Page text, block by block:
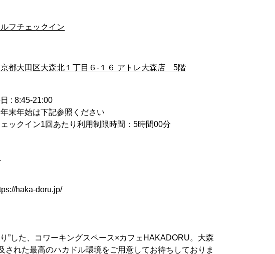
フチェックイン
都大田区大森北１丁目６-１６ アトレ大森店 5階
: 8:45-21:00
末年始は下記参照ください
ックイン1回あたり利用制限時間：5時間00分
haka-doru.jp/
”した、コワーキングスペース×カフェHAKADORU。大森
れた最高のハカドル環境をご用意してお待ちしておりま